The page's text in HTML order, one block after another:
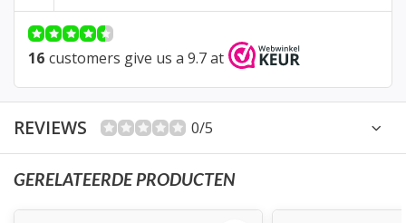
16 customers give us a 9.7 at
REVIEWS 0/5
GERELATEERDE PRODUCTEN